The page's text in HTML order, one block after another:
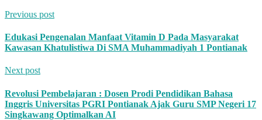
Previous post
Edukasi Pengenalan Manfaat Vitamin D Pada Masyarakat
Kawasan Khatulistiwa Di SMA Muhammadiyah 1 Pontianak
Next post
Revolusi Pembelajaran : Dosen Prodi Pendidikan Bahasa
Inggris Universitas PGRI Pontianak Ajak Guru SMP Negeri 17
Singkawang Optimalkan AI